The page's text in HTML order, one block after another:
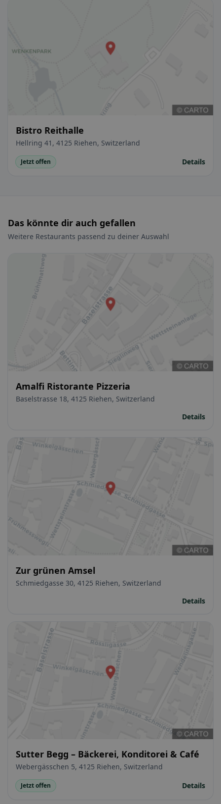
Bistro Reithalle
Hellring 41, 4125 Riehen, Switzerland
Jetzt offen Details
Das könnte dir auch gefallen
Weitere Restaurants passend zu deiner Auswahl
Amalfi Ristorante Pizzeria
Baselstrasse 18, 4125 Riehen, Switzerland
Details
Zur grünen Amsel
Schmiedgasse 30, 4125 Riehen, Switzerland
Details
Sutter Begg – Bäckerei, Konditorei & Café
Webergässchen 5, 4125 Riehen, Switzerland
Jetzt offen Details